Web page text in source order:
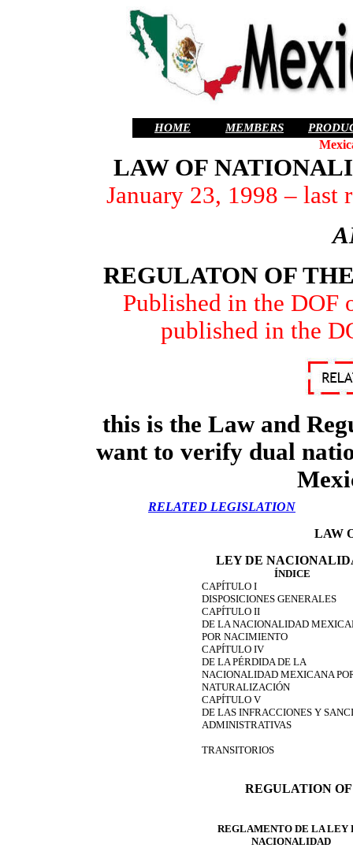
HOME MEMBERS
LAW OF
January 23, 1998 –
REGULATON OF
Published in the DOF
published in the
this is the Law and
want to verify dual
RELATED LEGISLATION
LAW
LEY DE
ÍNDICE
CAPÍTULO I
DISPOSICIONES GENERALES
CAPÍTULO II
DE LA NACIONALIDAD
POR NACIMIENTO
CAPÍTULO IV
DE LA PÉRDIDA DE LA
NACIONALIDAD MEXICANA
NATURALIZACIÓN
CAPÍTULO V
DE LAS INFRACCIONES Y
ADMINISTRATIVAS
TRANSITORIOS
REGULATION
REGLAMENTO DE LA LEY
NACIONALIDAD